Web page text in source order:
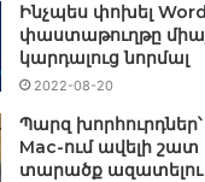
Ինչպես փոխել Word
փաստաթուղթը
կարդալուց նորմալ
2022-08-20
Պարզ խորհուրդներ՝
Mac-ում ավելի շատ
տարածք